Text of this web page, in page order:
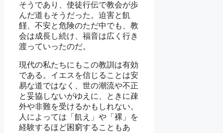
そうであり、使徒行伝で教会が歩
んだ道もそうだった。迫害と飢
饉、不安と危険のただ中でも、教
会は成長し続け、福音は広く行き
渡っていったのだ。
現代の私たちにもこの教訓は有効
である。イエスを信じることは安
易な道ではなく、世の潮流や不正
と妥協しないがゆえに、ときに疎
外や非難を受けるかもしれない。
人によっては「飢え」や「裸」を
経験するほど困窮することもあ